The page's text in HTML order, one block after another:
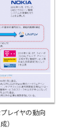
レイヤの動向
）